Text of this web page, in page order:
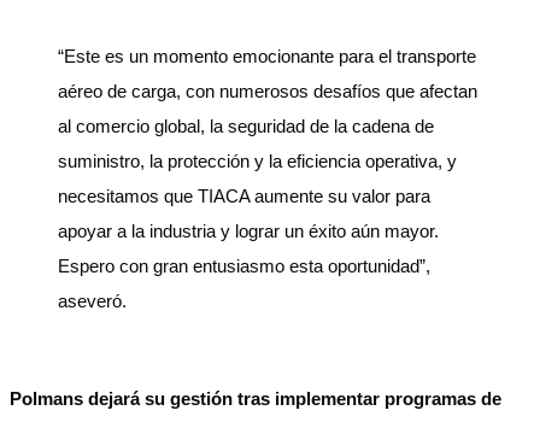
“Este es un momento emocionante para el transporte
aéreo de carga, con numerosos desafíos que afectan
al comercio global, la seguridad de la cadena de
suministro, la protección y la eficiencia operativa, y
necesitamos que TIACA aumente su valor para
apoyar a la industria y lograr un éxito aún mayor.
Espero con gran entusiasmo esta oportunidad”,
aseveró.
Polmans dejará su gestión tras implementar programas de